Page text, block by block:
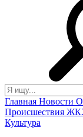
Главная Новости
Происшествия
Культура